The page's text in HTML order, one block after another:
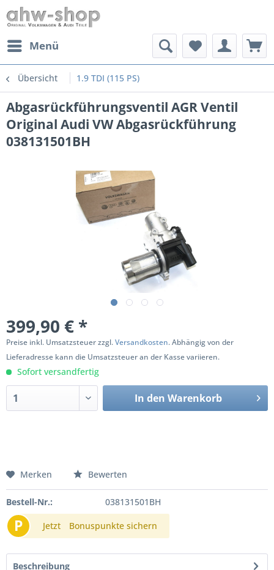
Menü
Übersicht 1.9 TDI (115 PS)
Abgasrückführungsventil AGR Ventil
Original Audi VW Abgasrückführung
038131501BH
399,90 € *
Preise inkl. Umsatzsteuer zzgl.Versandkosten. Abhängig von der
Lieferadresse kann die Umsatzsteuer an der Kasse variieren.
Sofort versandfertig
In den Warenkorb
Merken Bewerten
Bestell-Nr.: 038131501BH
P Jetzt Bonuspunkte sichern
Beschreibung